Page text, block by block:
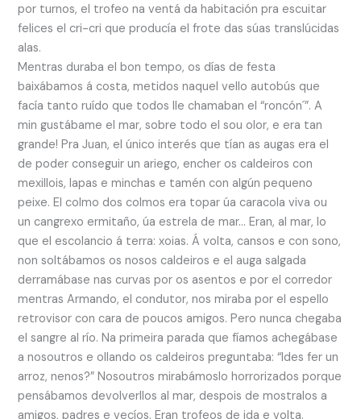
por turnos, el trofeo na ventá da habitación pra escuitar
felices el cri-cri que producía el frote das súas translúcidas
alas.
Mentras duraba el bon tempo, os días de festa
baixábamos á costa, metidos naquel vello autobús que
facía tanto ruído que todos lle chamaban el “roncón´”. A
min gustábame el mar, sobre todo el sou olor, e era tan
grande! Pra Juan, el único interés que tían as augas era el
de poder conseguir un ariego, encher os caldeiros con
mexillois, lapas e minchas e tamén con algún pequeno
peixe. El colmo dos colmos era topar úa caracola viva ou
un cangrexo ermitaño, úa estrela de mar… Eran, al mar, lo
que el escolancio á terra: xoias. Á volta, cansos e con sono,
non soltábamos os nosos caldeiros e el auga salgada
derramábase nas curvas por os asentos e por el corredor
mentras Armando, el condutor, nos miraba por el espello
retrovisor con cara de poucos amigos. Pero nunca chegaba
el sangre al río. Na primeira parada que fíamos achegábase
a nosoutros e ollando os caldeiros preguntaba: “Ides fer un
arroz, nenos?” Nosoutros mirabámoslo horrorizados porque
pensábamos devolverllos al mar, despois de mostralos a
amigos, padres e vecíos. Eran trofeos de ida e volta.